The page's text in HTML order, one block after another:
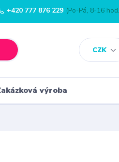
CZK
+420 777 876 229 (Po-Pá, 8-16
výroba